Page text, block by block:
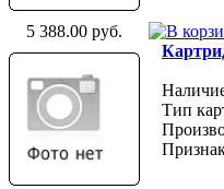
5 388.00 руб.
Тип